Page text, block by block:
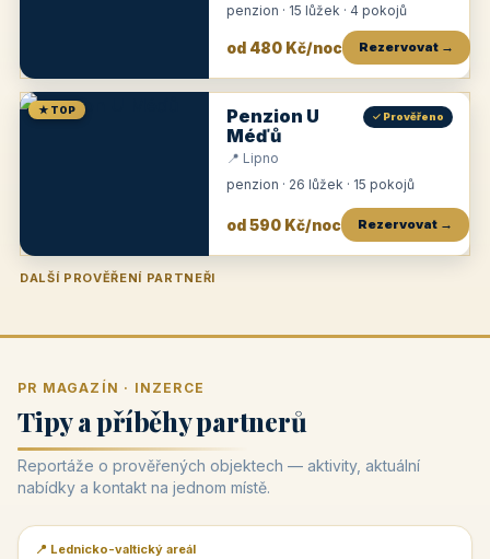
penzion · 15 lůžek · 4 pokojů
od 480 Kč/noc Rezervovat →
★ TOP
Penzion U
Méďů
✓ Prověřeno
📍 Lipno
penzion · 26 lůžek · 15 pokojů
od 590 Kč/noc Rezervovat →
DALŠÍ PROVĚŘENÍ PARTNEŘI
Penzion U Zámku Pension Faber
PR MAGAZÍN · INZERCE
Tipy a příběhy partnerů
Reportáže o prověřených objektech — aktivity, aktuální
nabídky a kontakt na jednom místě.
📰 PR článek
📍 Lednicko-valtický areál